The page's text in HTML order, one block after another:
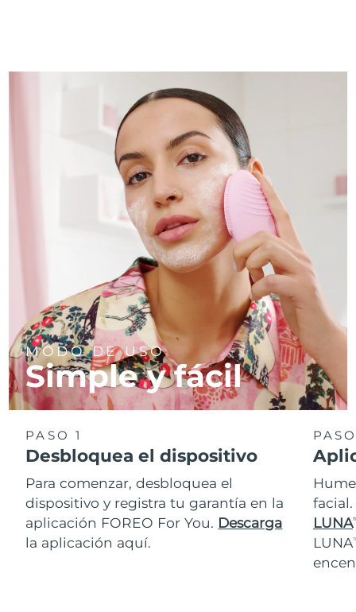
MODO DE USO
Simple y fácil
PASO 1
Desbloquea el dispositivo
Para comenzar, desbloquea el
dispositivo y registra tu garantía en la
aplicación FOREO For You. Descarga
la aplicación aquí.
LUNA
LUNA